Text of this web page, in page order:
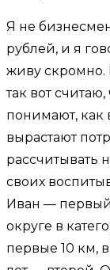
Я не
рублей, и я
живу скромно.
так вот
понимают, как
вырастают
рассчитывать
своих
Иван —
округе в
первые 10 км,